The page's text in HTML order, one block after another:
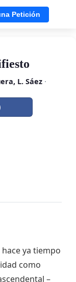
Petición
L. Sáez·
ya tiempo
como
–